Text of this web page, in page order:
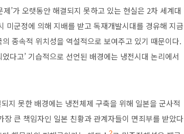
’가 오랫동안 해결되지 못하고 있는 현실은 2차 세계대
미군정에 의해 지배를 받고 독재개발시대를 경유해 지금
종속적 위치성을 역설적으로 보여주고 있기 때문이다.
다고’ 기습적으로 선언된 배경에는 냉전시대 논리에서
지 못한 배경에는 냉전체제 구축을 위해 일본을 군사적
큰 책임자인 일본 친황과 관계자들이 면죄부를 받았다